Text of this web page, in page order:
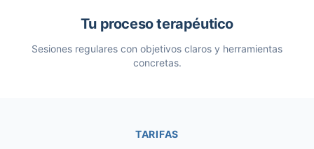
Tu proceso terapéutico
Sesiones regulares con objetivos claros y herramientas
concretas.
TARIFAS